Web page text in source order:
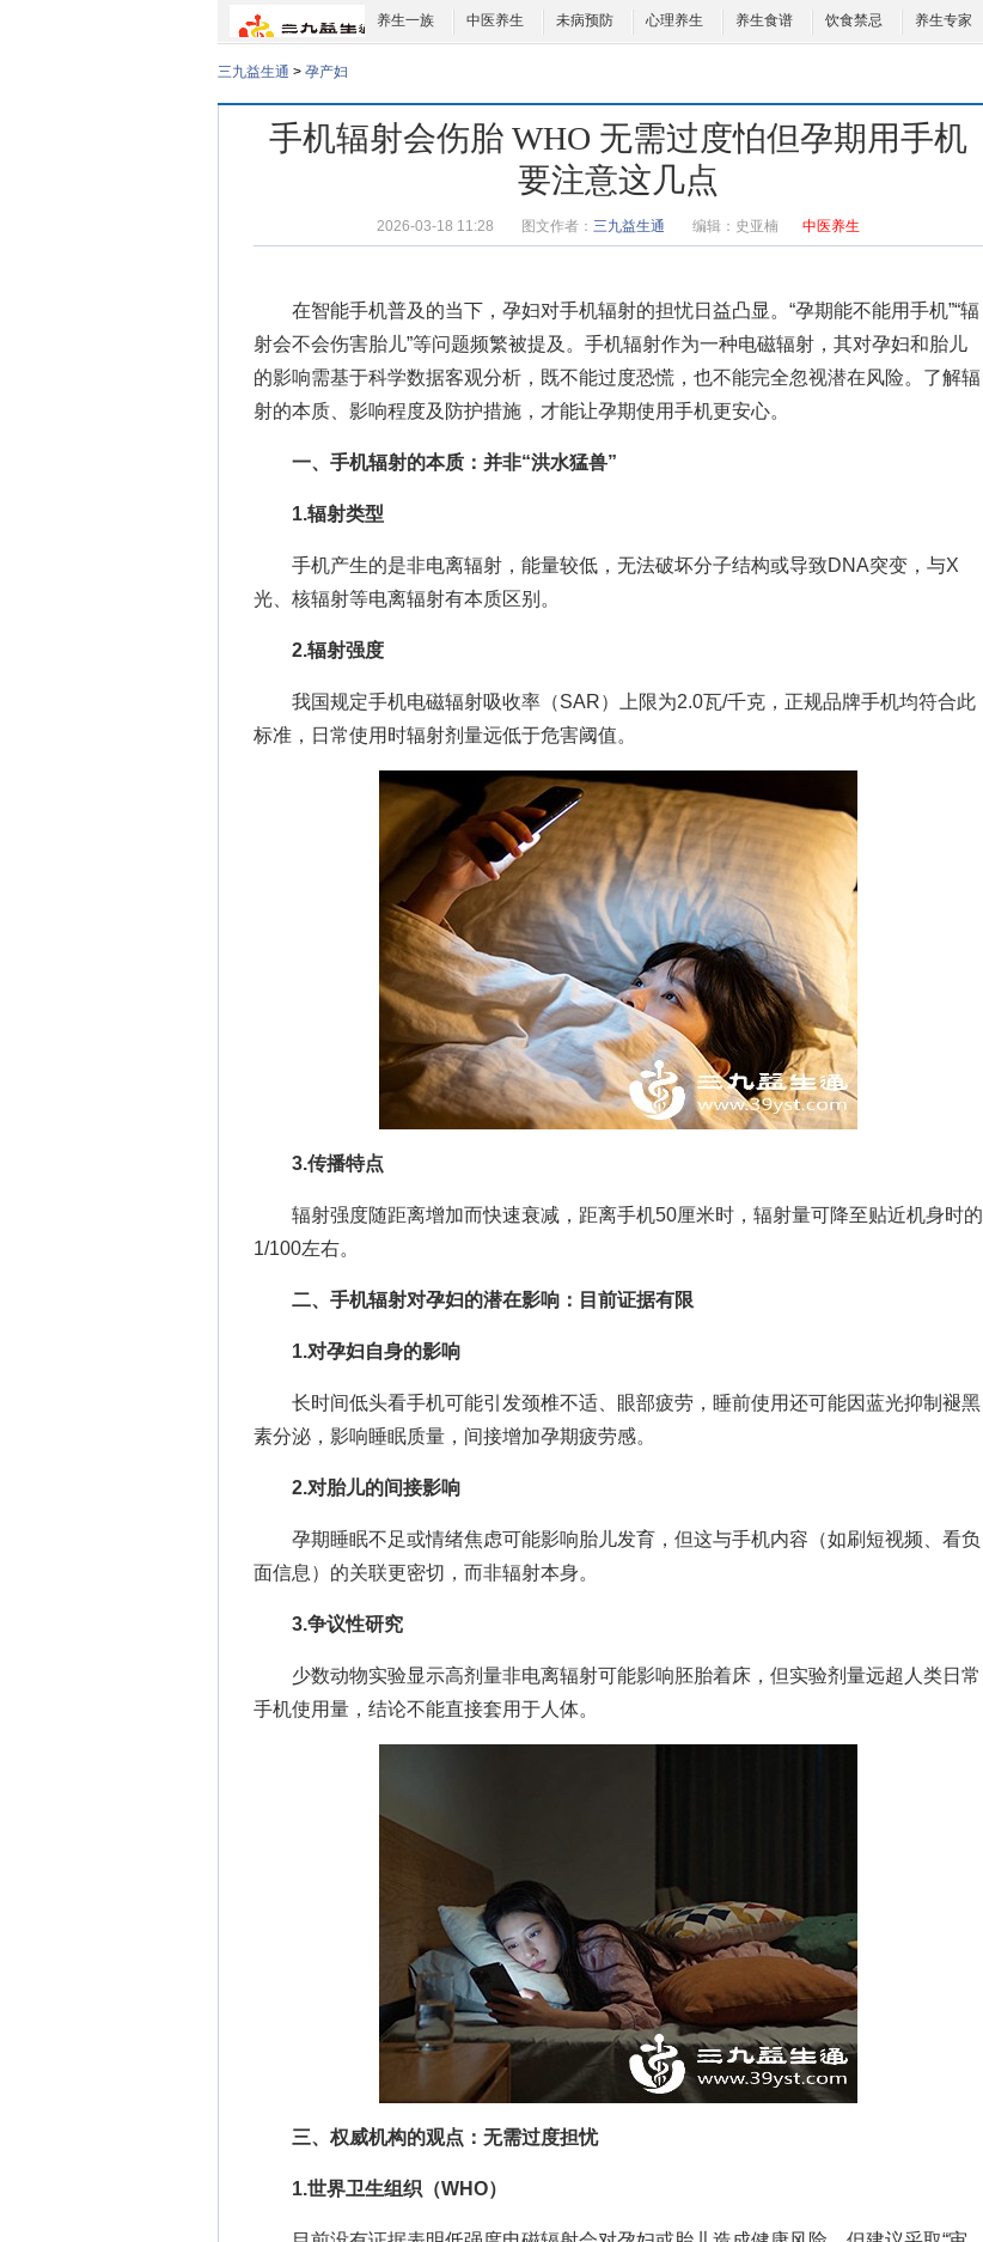
养生一族 中医养生 未病预防 心理养生 养生食谱 饮食禁忌 养生专家
三九益生通 > 孕产妇
手机辐射会伤胎 WHO 无需过度怕但孕期用手机
要注意这几点
2026-03-18 11:28 图文作者： 三九益生通 编辑： 史亚楠 中医养生
在智能手机普及的当下，孕妇对手机辐射的担忧日益凸显。“孕期能不能用手机”“辐
射会不会伤害胎儿”等问题频繁被提及。手机辐射作为一种电磁辐射，其对孕妇和胎儿
的影响需基于科学数据客观分析，既不能过度恐慌，也不能完全忽视潜在风险。了解辐
射的本质、影响程度及防护措施，才能让孕期使用手机更安心。
一、手机辐射的本质：并非“洪水猛兽”
1.辐射类型
手机产生的是非电离辐射，能量较低，无法破坏分子结构或导致DNA突变，与X
光、核辐射等电离辐射有本质区别。
2.辐射强度
我国规定手机电磁辐射吸收率（SAR）上限为2.0瓦/千克，正规品牌手机均符合此
标准，日常使用时辐射剂量远低于危害阈值。
3.传播特点
辐射强度随距离增加而快速衰减，距离手机50厘米时，辐射量可降至贴近机身时的
1/100左右。
二、手机辐射对孕妇的潜在影响：目前证据有限
1.对孕妇自身的影响
长时间低头看手机可能引发颈椎不适、眼部疲劳，睡前使用还可能因蓝光抑制褪黑
素分泌，影响睡眠质量，间接增加孕期疲劳感。
2.对胎儿的间接影响
孕期睡眠不足或情绪焦虑可能影响胎儿发育，但这与手机内容（如刷短视频、看负
面信息）的关联更密切，而非辐射本身。
3.争议性研究
少数动物实验显示高剂量非电离辐射可能影响胚胎着床，但实验剂量远超人类日常
手机使用量，结论不能直接套用于人体。
三、权威机构的观点：无需过度担忧
1.世界卫生组织（WHO）